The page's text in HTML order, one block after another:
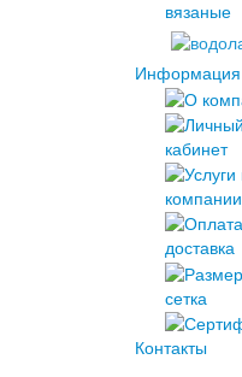
вязаные
Информация
кабинет
компании
доставка
сетка
Контакты